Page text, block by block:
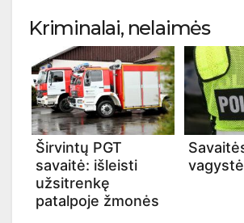
Kriminalai, nelaimės
Širvintų PGT
savaitė: išleisti
užsitrenkę
patalpoje žmonės